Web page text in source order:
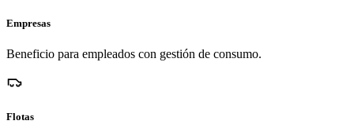
Empresas
Beneficio para empleados con gestión de consumo.
Flotas